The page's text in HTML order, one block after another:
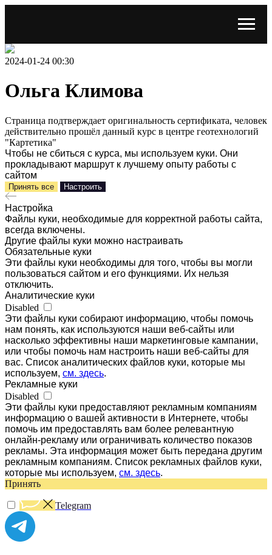
2024-01-24 00:30
Ольга Климова
Страница подтверждает оригинальность сертификата, человек
действительно прошёл данный курс в центре геотехнологий
"Картетика"
Чтобы не сбиться с курса, мы используем куки. Они
прокладывают маршрут к лучшему опыту работы с
сайтом
Принять все Настроить
Настройка
Файлы куки, необходимые для корректной работы сайта,
всегда включены.
Другие файлы куки можно настраивать
Обязательные куки
Эти файлы куки необходимы для того, чтобы вы могли
пользоваться сайтом и его функциями. Их нельзя
отключить.
Аналитические куки
Disabled
Эти файлы куки собирают информацию, чтобы помочь
нам понять, как используются наши веб-сайты или
насколько эффективны наши маркетинговые кампании,
или чтобы помочь нам настроить наши веб-сайты для
вас. Список аналитических файлов куки, которые мы
используем, см. здесь.
Рекламные куки
Disabled
Эти файлы куки предоставляют рекламным компаниям
информацию о вашей активности в Интернете, чтобы
помочь им предоставлять вам более релевантную
онлайн-рекламу или ограничивать количество показов
рекламы. Эта информация может быть передана другим
рекламным компаниям. Список рекламных файлов куки,
которые мы используем, см. здесь.
Принять
Telegram